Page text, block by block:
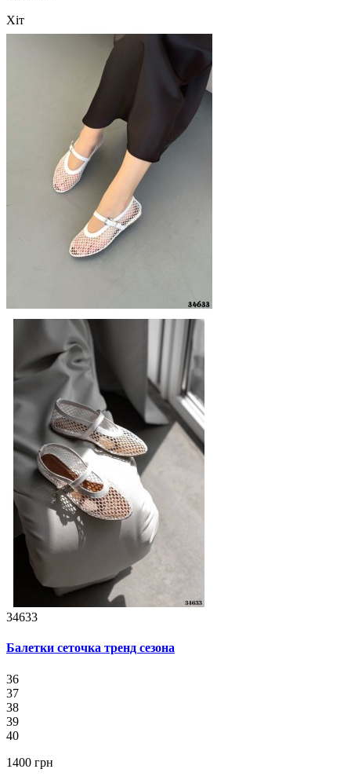
Хіт
34633
Балетки сеточка тренд сезона
36
37
38
39
40
1400 грн